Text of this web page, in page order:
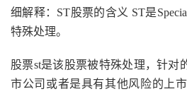
细解释：ST股票的含义 ST是
特殊处理。
股票st是该股票被特殊处理，针对
市公司或者是具有其他风险的上